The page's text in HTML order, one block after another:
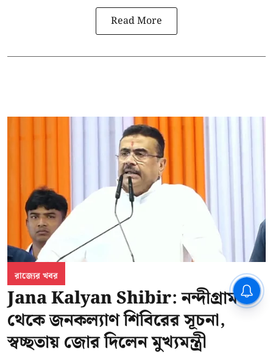
Read More
রাজ্যের খবর
Jana Kalyan Shibir: নন্দীগ্রাম
থেকে জনকল্যাণ শিবিরের সূচনা,
স্বচ্ছতায় জোর দিলেন মুখ্যমন্ত্রী
CPIM: ৬০ লক্ষ নাম বিবেচনাধীন রেখে
ভোট ঘোষণার প্রতিবাদ - আদালতের
দ্বারস্থ হবে সিপিআইএম